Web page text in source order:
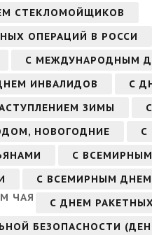
СТЕКЛОМОЙЩИКОВ
ОПЕРАЦИЙ В РОССИ
С МЕЖДУНАРОДНЫМ
ИНВАЛИДОВ С
ЗИМЫ
НОВОГОДНИЕ
С
С
С ВСЕМИРНЫМ
ЧАЯ
С ДНЕМ
БЕЗОПАСНОСТИ